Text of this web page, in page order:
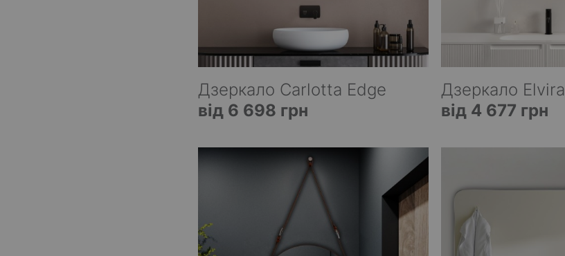
Дзеркало Carlotta Edge
від 6 698 грн
Дзеркало Elvira
від 4 677 грн